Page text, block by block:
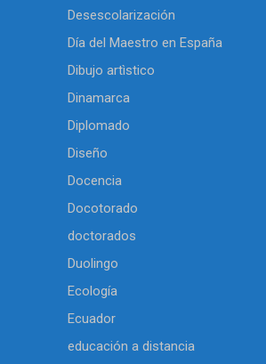
Desescolarización
Día del Maestro en España
Dibujo artìstico
Dinamarca
Diplomado
Diseño
Docencia
Docotorado
doctorados
Duolingo
Ecología
Ecuador
educación a distancia